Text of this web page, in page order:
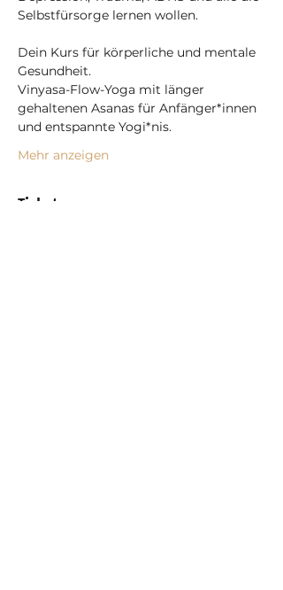
Selbstfürsorge lernen wollen.
Dein Kurs für körperliche und mentale
Gesundheit.
Vinyasa-Flow-Yoga mit länger
gehaltenen Asanas für Anfänger*innen
und entspannte Yogi*nis.
Mehr anzeigen
Tickets